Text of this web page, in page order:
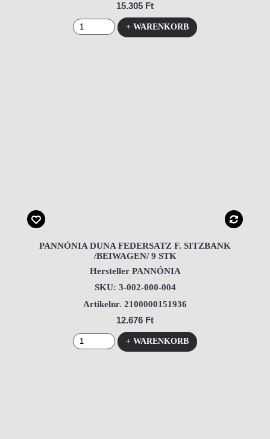
15.305 Ft
+ WARENKORB
PANNÓNIA DUNA FEDERSATZ F. SITZBANK
/BEIWAGEN/ 9 STK
Hersteller PANNÓNIA
SKU: 3-002-000-004
Artikelnr. 2100000151936
12.676 Ft
+ WARENKORB